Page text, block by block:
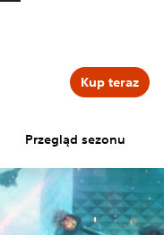
Przegląd sezonu
Kup teraz